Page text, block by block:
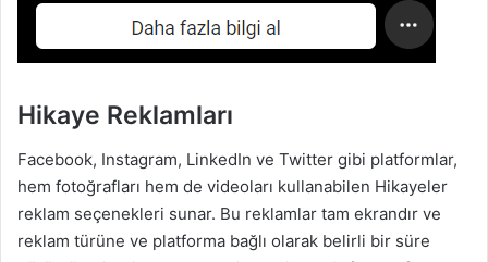
Hikaye Reklamları
Facebook, Instagram, LinkedIn ve Twitter gibi platformlar,
hem fotoğrafları hem de videoları kullanabilen Hikayeler
reklam seçenekleri sunar. Bu reklamlar tam ekrandır ve
reklam türüne ve platforma bağlı olarak belirli bir süre